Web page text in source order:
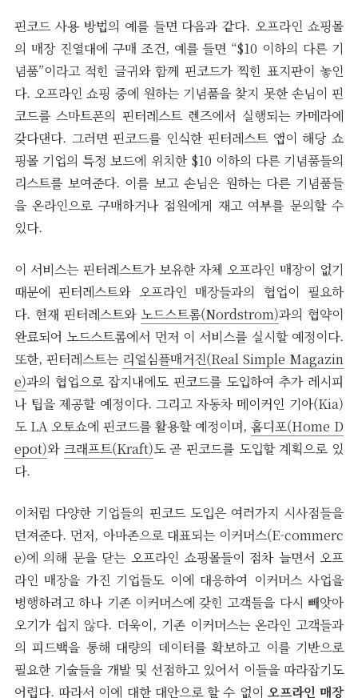
핀코드 사용 방법의 예를 들면 다음과 같다. 오프라인 쇼핑몰
의 매장 진열대에 구매 조건, 예를 들면 “$10 이하의 다른 기
념품”이라고 적힌 글귀와 함께 핀코드가 찍힌 표지판이 놓인
다. 오프라인 쇼핑 중에 원하는 기념품을 찾지 못한 손님이 핀
코드를 스마트폰의 핀터레스트 렌즈에서 실행되는 카메라에
갖다댄다. 그러면 핀코드를 인식한 핀터레스트 앱이 해당 쇼
핑몰 기업의 특정 보드에 위치한 $10 이하의 다른 기념품들의
리스트를 보여준다. 이를 보고 손님은 원하는 다른 기념품들
을 온라인으로 구매하거나 점원에게 재고 여부를 문의할 수
있다.
이 서비스는 핀터레스트가 보유한 자체 오프라인 매장이 없기
때문에 핀터레스트와 오프라인 매장들과의 협업이 필요하
다. 현재 핀터레스트와 노드스트롬(Nordstrom)과의 협약이
완료되어 노드스트롬에서 먼저 이 서비스를 실시할 예정이다.
또한, 핀터레스트는 리얼심플매거진(Real Simple Magazin
e)과의 협업으로 잡지내에도 핀코드를 도입하여 추가 레시피
나 팁을 제공할 예정이다. 그리고 자동차 메이커인 기아(Kia)
도 LA 오토쇼에 핀코드를 활용할 예정이며,홈디포(Home D
epot)와 크래프트(Kraft)도 곧 핀코드를 도입할 계획으로 있
다.
이처럼 다양한 기업들의 핀코드 도입은 여러가지 시사점들을
던져준다. 먼저, 아마존으로 대표되는 이커머스(E-commerc
e)에 의해 문을 닫는 오프라인 쇼핑몰들이 점차 늘면서 오프
라인 매장을 가진 기업들도 이에 대응하여 이커머스 사업을
병행하려고 하나 기존 이커머스에 갖힌 고객들을 다시 빼앗아
오기가 쉽지 않다. 더욱이, 기존 이커머스는 온라인 고객들과
의 피드백을 통해 대량의 데이터를 확보하고 이를 기반으로
필요한 기술들을 개발 및 선점하고 있어서 이들을 따라잡기도
어렵다. 따라서 이에 대한 대안으로 할 수 없이 오프라인 매장